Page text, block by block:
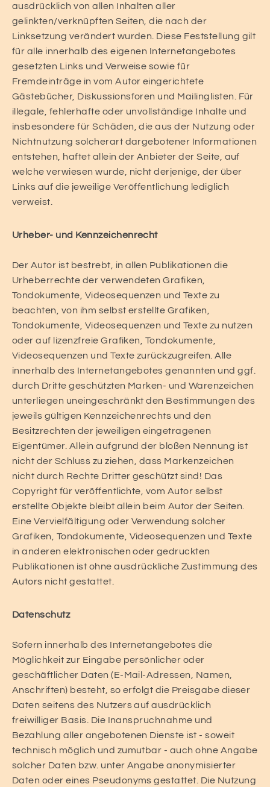
ausdrücklich von allen Inhalten aller
gelinkten/verknüpften Seiten, die nach der
Linksetzung verändert wurden. Diese Feststellung gilt
für alle innerhalb des eigenen Internetangebotes
gesetzten Links und Verweise sowie für
Fremdeinträge in vom Autor eingerichtete
Gästebücher, Diskussionsforen und Mailinglisten. Für
illegale, fehlerhafte oder unvollständige Inhalte und
insbesondere für Schäden, die aus der Nutzung oder
Nichtnutzung solcherart dargebotener Informationen
entstehen, haftet allein der Anbieter der Seite, auf
welche verwiesen wurde, nicht derjenige, der über
Links auf die jeweilige Veröffentlichung lediglich
verweist.
Urheber- und Kennzeichenrecht
Der Autor ist bestrebt, in allen Publikationen die
Urheberrechte der verwendeten Grafiken,
Tondokumente, Videosequenzen und Texte zu
beachten, von ihm selbst erstellte Grafiken,
Tondokumente, Videosequenzen und Texte zu nutzen
oder auf lizenzfreie Grafiken, Tondokumente,
Videosequenzen und Texte zurückzugreifen. Alle
innerhalb des Internetangebotes genannten und ggf.
durch Dritte geschützten Marken- und Warenzeichen
unterliegen uneingeschränkt den Bestimmungen des
jeweils gültigen Kennzeichenrechts und den
Besitzrechten der jeweiligen eingetragenen
Eigentümer. Allein aufgrund der bloßen Nennung ist
nicht der Schluss zu ziehen, dass Markenzeichen
nicht durch Rechte Dritter geschützt sind! Das
Copyright für veröffentlichte, vom Autor selbst
erstellte Objekte bleibt allein beim Autor der Seiten.
Eine Vervielfältigung oder Verwendung solcher
Grafiken, Tondokumente, Videosequenzen und Texte
in anderen elektronischen oder gedruckten
Publikationen ist ohne ausdrückliche Zustimmung des
Autors nicht gestattet.
Datenschutz
Sofern innerhalb des Internetangebotes die
Möglichkeit zur Eingabe persönlicher oder
geschäftlicher Daten (E-Mail-Adressen, Namen,
Anschriften) besteht, so erfolgt die Preisgabe dieser
Daten seitens des Nutzers auf ausdrücklich
freiwilliger Basis. Die Inanspruchnahme und
Bezahlung aller angebotenen Dienste ist - soweit
technisch möglich und zumutbar - auch ohne Angabe
solcher Daten bzw. unter Angabe anonymisierter
Daten oder eines Pseudonyms gestattet. Die Nutzung